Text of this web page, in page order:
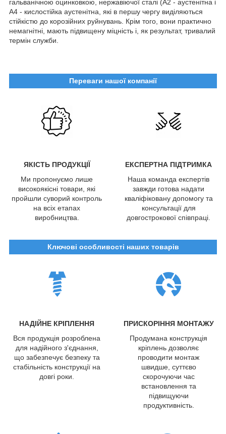
гальванічною оцинковкою, нержавіючої сталі (А2 - аустенітна і
А4 - кислостійка аустенітна, які в першу чергу виділяються
стійкістю до корозійних руйнувань. Крім того, вони практично
немагнітні, мають підвищену міцність і, як результат, тривалий
термін служби.
Переваги нашої компанії
ЯКІСТЬ ПРОДУКЦІЇ
ЕКСПЕРТНА ПІДТРИМКА
Ми пропонуємо лише
високоякісні товари, які
пройшли суворий контроль
на всіх етапах
виробництва.
Наша команда експертів
завжди готова надати
кваліфіковану допомогу та
консультації для
довгострокової співпраці.
Ключові особливості наших товарів
НАДІЙНЕ КРІПЛЕННЯ
ПРИСКОРІННЯ МОНТАЖУ
Вся продукція розроблена
для надійного з'єднання,
що забезпечує безпеку та
стабільність конструкції на
довгі роки.
Продумана конструкція
кріплень дозволяє
проводити монтаж
швидше, суттєво
скорочуючи час
встановлення та
підвищуючи
продуктивність.